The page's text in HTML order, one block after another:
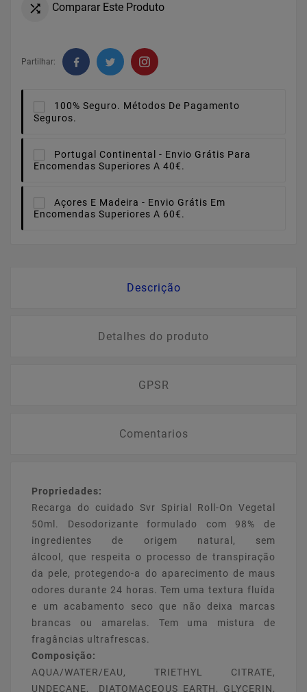
 Comparar Este Produto
Partilhar:
100% Seguro. Métodos De Pagamento
Seguros.
Portugal Continental - Envio Grátis Para
Encomendas Superiores A 40€.
Açores E Madeira - Envio Grátis Em
Encomendas Superiores A 60€.
Descrição
Detalhes do produto
GPSR
Comentarios
Propriedades:
Recarga do cuidado Svr Spirial Roll-On Vegetal
50ml. Desodorizante formulado com 98% de
ingredientes de origem natural, sem
álcool, que respeita o processo de transpiração
da pele, protegendo-a do aparecimento de maus
odores durante 24 horas. Tem uma textura fluída
e um acabamento seco que não deixa marcas
brancas ou amarelas. Tem uma mistura de
fragâncias ultrafrescas.
Composição:
AQUA/WATER/EAU, TRIETHYL CITRATE,
UNDECANE, DIATOMACEOUS EARTH, GLYCERIN,